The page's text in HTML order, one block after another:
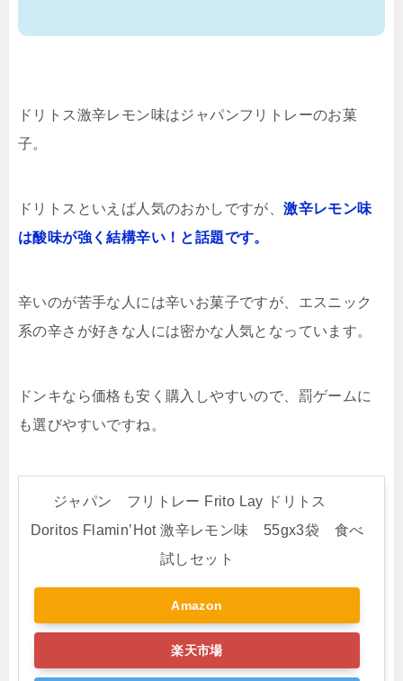
ドリトス激辛レモン味はジャパンフリトレーのお菓
子。
ドリトスといえば人気のおかしですが、激辛レモン味
は酸味が強く結構辛い！と話題です。
辛いのが苦手な人には辛いお菓子ですが、エスニック
系の辛さが好きな人には密かな人気となっています。
ドンキなら価格も安く購入しやすいので、罰ゲームに
も選びやすいですね。
ジャパン フリトレー Frito Lay ドリトス
Doritos Flamin’Hot 激辛レモン味 55gx3袋 食べ
試しセット
Amazon
楽天市場